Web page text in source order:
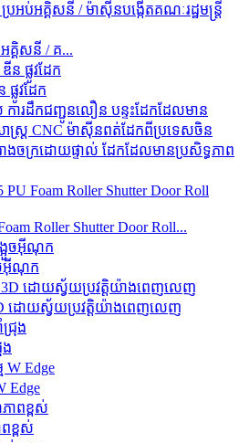
គ្គិសនី / គ...
លូវដែក
ងចក្រដោយផ្ទាល់ ដែកដែលមានប្រសិទ្ធភាព
Roller Shutter Door Roll...
ចអ៊ីណុក
ដោយស្វ័យប្រវត្តិយ៉ាងពេញលេញ
ង
Edge
ខ្ពស់